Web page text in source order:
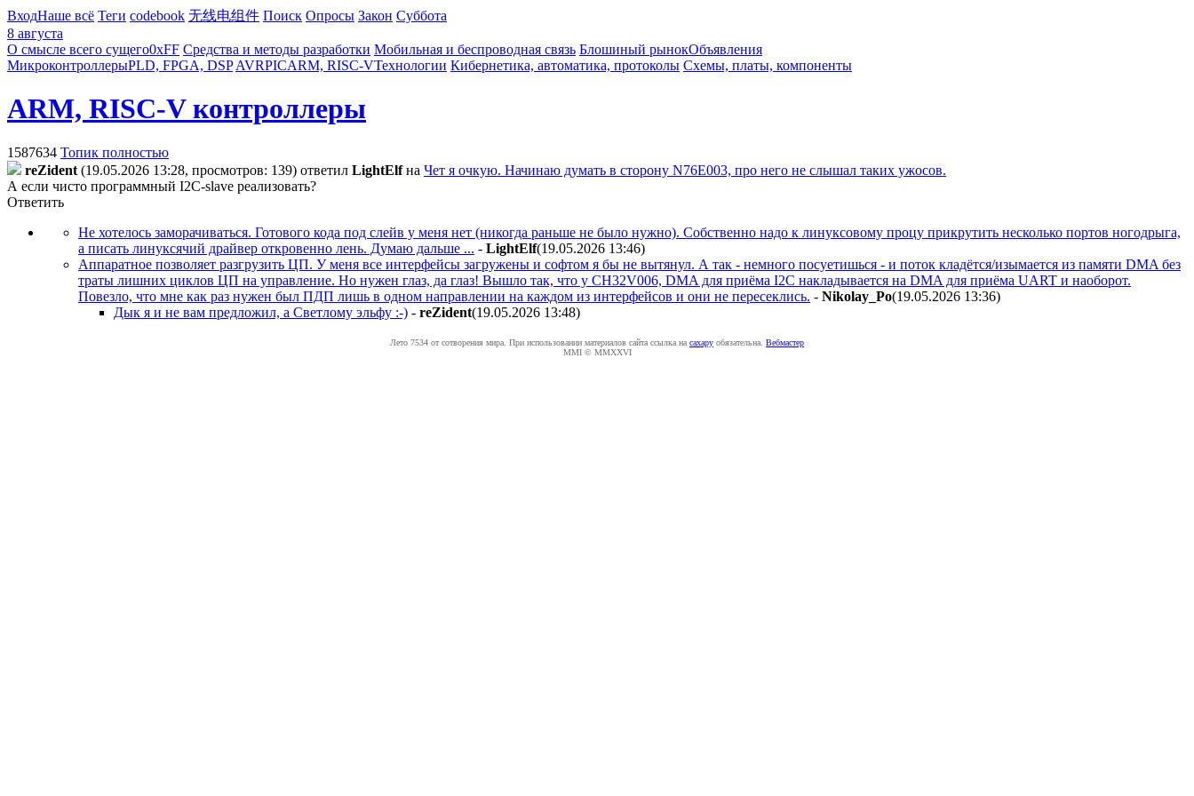
ВходНаше всё Теги codebook 无线电组件 Поиск Опросы Закон Суббота
8 августа
О смысле всего сущего0xFF Средства и методы разработки Мобильная и беспроводная связь Блошиный рынокОбъявления
МикроконтроллерыPLD, FPGA, DSP AVRPICARM, RISC-VТехнологии Кибернетика, автоматика, протоколы Схемы, платы, компоненты
ARM, RISC-V контроллеры
1587634 Топик полностью
reZident (19.05.2026 13:28, просмотров: 139) ответил LightElfна Чет я очкую. Начинаю думать в сторону N76E003, про него не слышал таких ужосов.
А если чисто программный I2C-slave реализовать?
Ответить
Не хотелось заморачиваться. Готового кода под слейв у меня нет (никогда раньше не было нужно). Собственно надо к линуксовому процу прикрутить несколько портов ногодрыга,
а писать линуксячий драйвер откровенно лень. Думаю дальше ... - LightElf(19.05.2026 13:46)
Аппаратное позволяет разгрузить ЦП. У меня все интерфейсы загружены и софтом я бы не вытянул. А так - немного посуетишься - и поток кладётся/изымается из памяти DMA без
траты лишних циклов ЦП на управление. Но нужен глаз, да глаз! Вышло так, что у CH32V006, DMA для приёма I2C накладывается на DMA для приёма UART и наоборот.
Повезло, что мне как раз нужен был ПДП лишь в одном направлении на каждом из интерфейсов и они не пересеклись. - Nikolay_Po(19.05.2026 13:36)
Дык я и не вам предложил, а Светлому эльфу :-) - reZident(19.05.2026 13:48)
Лето 7534 от сотворения мира. При использовании материалов сайта ссылка на caxapу обязательна. Вебмастер
MMI © MMXXVI